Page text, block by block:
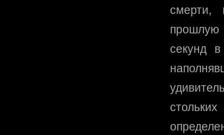
смерти,
прошлую
секунд